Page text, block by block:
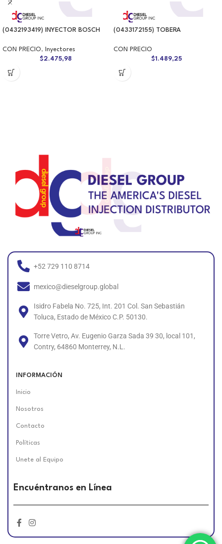
(0432193419) INYECTOR BOSCH
CON PRECIO,
Inyectores
$2.475,98
(0433172155) TOBERA
CON PRECIO
$1.489,25
+52 729 110 8714
mexico@dieselgroup.global
Isidro Fabela No. 725, Int. 201 Col. San Sebastián
Toluca, Estado de México C.P. 50130.
Torre Vetro, Av. Eugenio Garza Sada 39 30, local 101,
Contry, 64860 Monterrey, N.L.
INFORMACIÓN
Inicio
Nosotros
Contacto
Políticas
Unete al Equipo
Encuéntranos en Línea